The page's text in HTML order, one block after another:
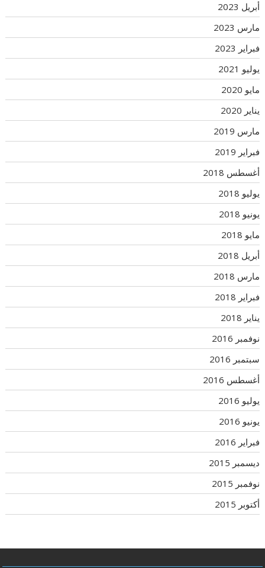
أبريل 2023
مارس 2023
فبراير 2023
يوليو 2021
مايو 2020
يناير 2020
مارس 2019
فبراير 2019
أغسطس 2018
يوليو 2018
يونيو 2018
مايو 2018
أبريل 2018
مارس 2018
فبراير 2018
يناير 2018
نوفمبر 2016
سبتمبر 2016
أغسطس 2016
يوليو 2016
يونيو 2016
فبراير 2016
ديسمبر 2015
نوفمبر 2015
أكتوبر 2015